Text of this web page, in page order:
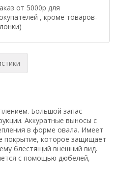
от 5000р для
, кроме товаров-
Большой запас
Аккуратные выносы с
в форме овала. Имеет
покрытие, которое защищает
блестящий внешний вид.
с помощью дюбелей,